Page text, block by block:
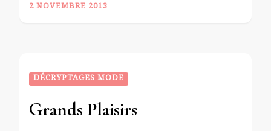
2 NOVEMBRE 2013
DÉCRYPTAGES MODE
Grands Plaisirs